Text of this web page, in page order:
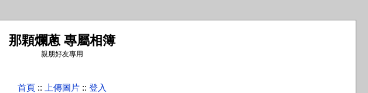
那顆爛蔥 專屬相簿
親朋好友專用
首頁 :: 上傳圖片 :: 登入